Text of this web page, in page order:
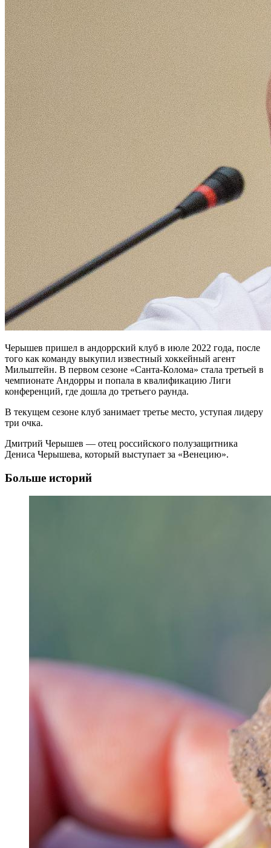
Черышев пришел в андоррский клуб в июле 2022 года, после
того как команду выкупил известный хоккейный агент
Мильштейн. В первом сезоне «Санта-Колома» стала третьей в
чемпионате Андорры и попала в квалификацию Лиги
конференций, где дошла до третьего раунда.
В текущем сезоне клуб занимает третье место, уступая лидеру
три очка.
Дмитрий Черышев — отец российского полузащитника
Дениса Черышева, который выступает за «Венецию».
Больше историй